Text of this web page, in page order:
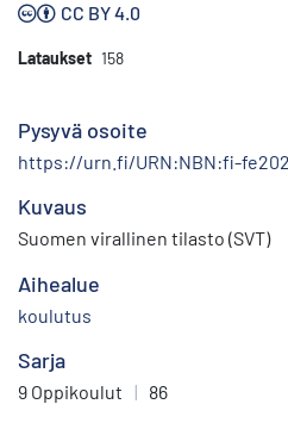
CC BY 4.0
Lataukset 158
Pysyvä osoite
https://urn.fi/URN:NBN:fi-
Kuvaus
Suomen virallinen tilasto (SVT)
Aihealue
koulutus
Sarja
9 Oppikoulut | 86